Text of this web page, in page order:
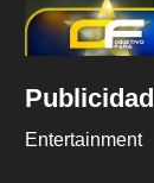
Publicidad
Entertainment